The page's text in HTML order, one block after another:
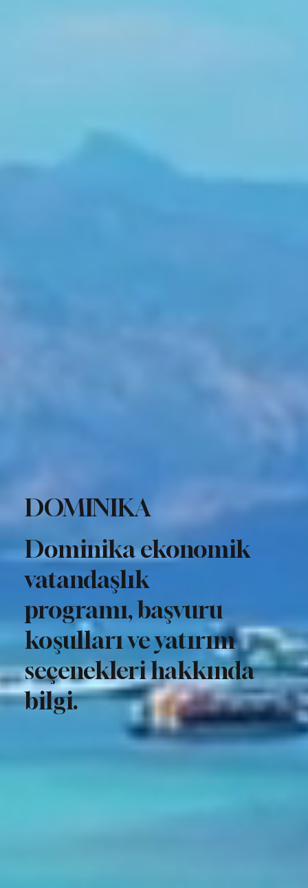
DOMINIKA
Dominika ekonomik
vatandaşlık
programı, başvuru
koşulları ve yatırım
seçenekleri hakkında
bilgi.